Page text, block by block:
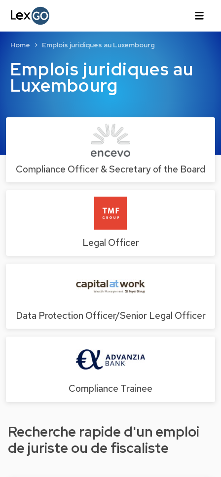
Emplois juridiques au
Luxembourg
Home Emplois juridiques au Luxembourg
Compliance Officer & Secretary of the Board
Legal Officer
Data Protection Officer/Senior Legal Officer
Compliance Trainee
Recherche rapide d'un emploi
de juriste ou de fiscaliste